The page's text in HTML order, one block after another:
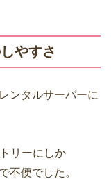
やすさ
ンタルサーバーに
リーにしか
不便でした。